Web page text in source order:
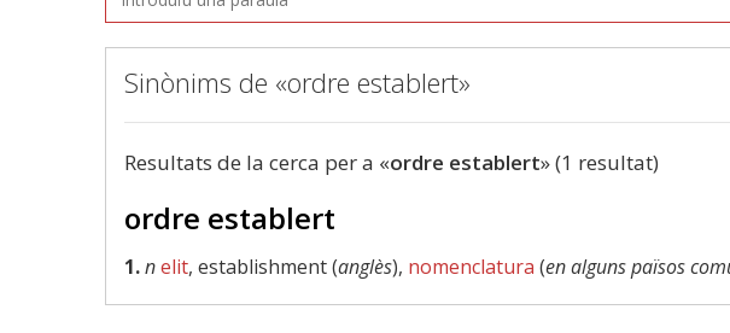
Sinònims de «ordre establert»
Resultats de la cerca per a «ordre establert» (1 resultat)
ordre establert
1.nelit, establishment (anglès), nomenclatura (en alguns països